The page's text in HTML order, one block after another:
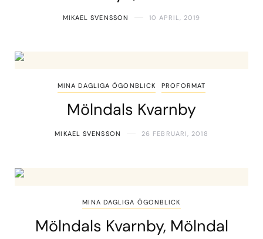
MIKAEL SVENSSON 10 APRIL, 2019
MINA DAGLIGA ÖGONBLICK PROFORMAT
Mölndals Kvarnby
MIKAEL SVENSSON 26 FEBRUARI, 2018
MINA DAGLIGA ÖGONBLICK
Mölndals Kvarnby, Mölndal